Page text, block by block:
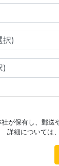
が保有し、郵送
詳細については